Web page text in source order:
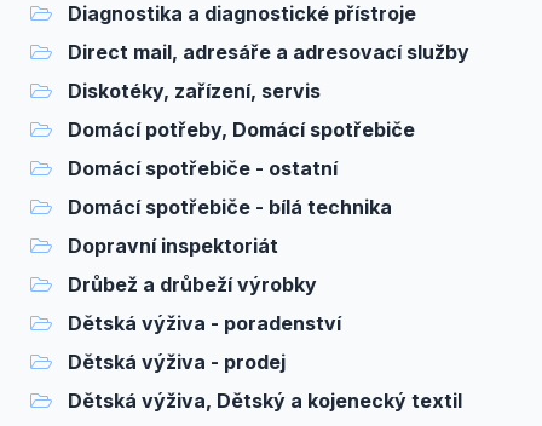
Diagnostika a diagnostické přístroje
Direct mail, adresáře a adresovací služby
Diskotéky, zařízení, servis
Domácí potřeby, Domácí spotřebiče
Domácí spotřebiče - ostatní
Domácí spotřebiče - bílá technika
Dopravní inspektoriát
Drůbež a drůbeží výrobky
Dětská výživa - poradenství
Dětská výživa - prodej
Dětská výživa, Dětský a kojenecký textil